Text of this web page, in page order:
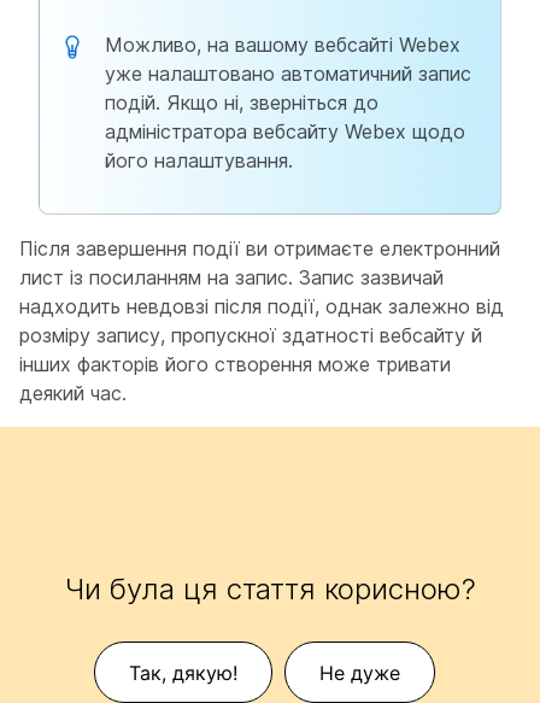
Можливо, на вашому вебсайті Webex
уже налаштовано автоматичний запис
подій. Якщо ні, зверніться до
адміністратора вебсайту Webex щодо
його налаштування.
Після завершення події ви отримаєте електронний
лист із посиланням на запис. Запис зазвичай
надходить невдовзі після події, однак залежно від
розміру запису, пропускної здатності вебсайту й
інших факторів його створення може тривати
деякий час.
Чи була ця стаття корисною?
Так, дякую! Не дуже